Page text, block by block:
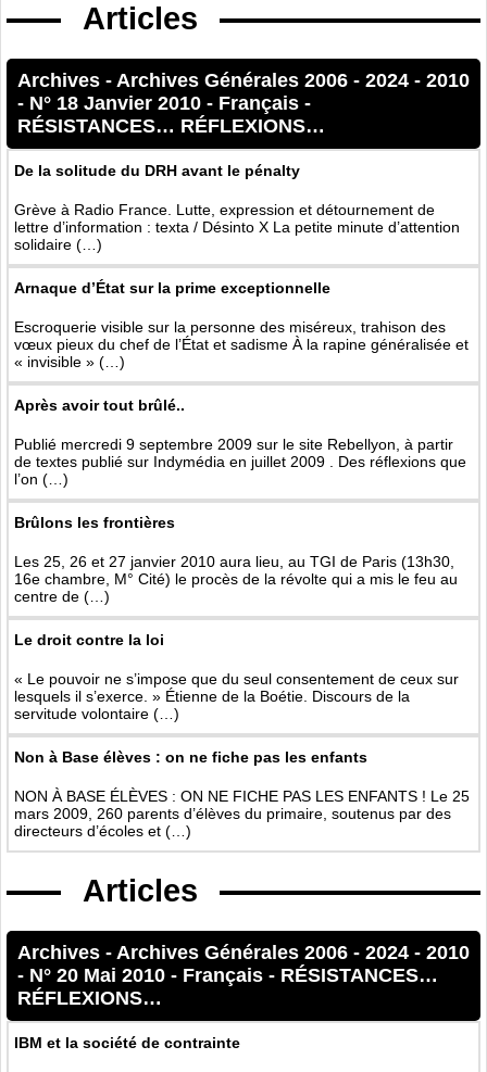
Articles
Archives - Archives Générales 2006 - 2024 - 2010
- N° 18 Janvier 2010 - Français -
RÉSISTANCES… RÉFLEXIONS…
De la solitude du DRH avant le pénalty
Grève à Radio France. Lutte, expression et détournement de
lettre d’information : texta / Désinto X La petite minute d’attention
solidaire (…)
Arnaque d’État sur la prime exceptionnelle
Escroquerie visible sur la personne des miséreux, trahison des
vœux pieux du chef de l’État et sadisme À la rapine généralisée et
« invisible » (…)
Après avoir tout brûlé..
Publié mercredi 9 septembre 2009 sur le site Rebellyon, à partir
de textes publié sur Indymédia en juillet 2009 . Des réflexions que
l’on (…)
Brûlons les frontières
Les 25, 26 et 27 janvier 2010 aura lieu, au TGI de Paris (13h30,
16e chambre, M° Cité) le procès de la révolte qui a mis le feu au
centre de (…)
Le droit contre la loi
« Le pouvoir ne s’impose que du seul consentement de ceux sur
lesquels il s’exerce. » Étienne de la Boétie. Discours de la
servitude volontaire (…)
Non à Base élèves : on ne fiche pas les enfants
NON À BASE ÉLÈVES : ON NE FICHE PAS LES ENFANTS ! Le 25
mars 2009, 260 parents d’élèves du primaire, soutenus par des
directeurs d’écoles et (…)
Articles
Archives - Archives Générales 2006 - 2024 - 2010
- N° 20 Mai 2010 - Français - RÉSISTANCES…
RÉFLEXIONS…
IBM et la société de contrainte